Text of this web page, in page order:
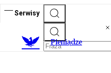
Serwisy
Pieniądze